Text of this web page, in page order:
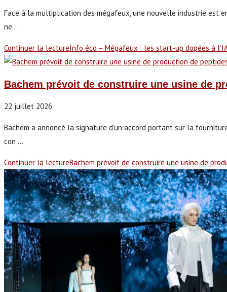
Face à la multiplication des mégafeux, une nouvelle industrie est
ne…
Continuer la lectureInfo éco – Mégafeux : les start-up dopées à
Bachem prévoit de construire une usine de
22 juillet 2026
Bachem a annoncé la signature d'un accord portant sur la
con ...
Continuer la lectureBachem prévoit de construire une usine de